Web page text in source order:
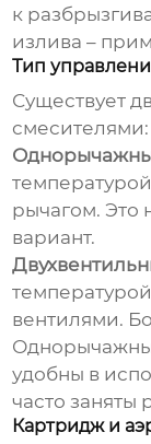
к
излива –
Тип
Существует
смесителями:
рычагом. Это
вариант.
вентилями.
удобны в
часто заняты
Картридж и